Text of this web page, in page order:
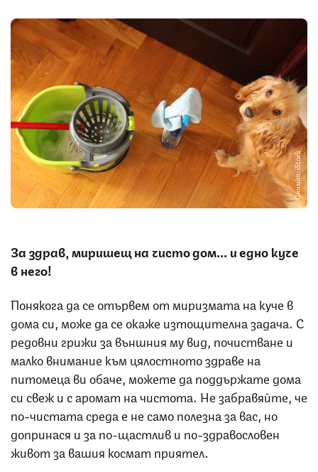
Снимка: iStock
За здрав, миришещ на чисто дом... и едно куче
в него!
Понякога да се отървем от миризмата на куче в
дома си, може да се окаже изтощителна задача. С
редовни грижи за външния му вид, почистване и
малко внимание към цялостното здраве на
питомеца ви обаче, можете да поддържате дома
си свеж и с аромат на чистота. Не забравяйте, че
по-чистата среда е не само полезна за вас, но
допринася и за по-щастлив и по-здравословен
живот за вашия космат приятел.